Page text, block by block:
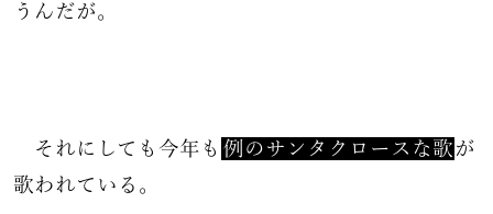
うんだが。
それにしても今年も 例のサンタクロースな歌 が
歌われている。